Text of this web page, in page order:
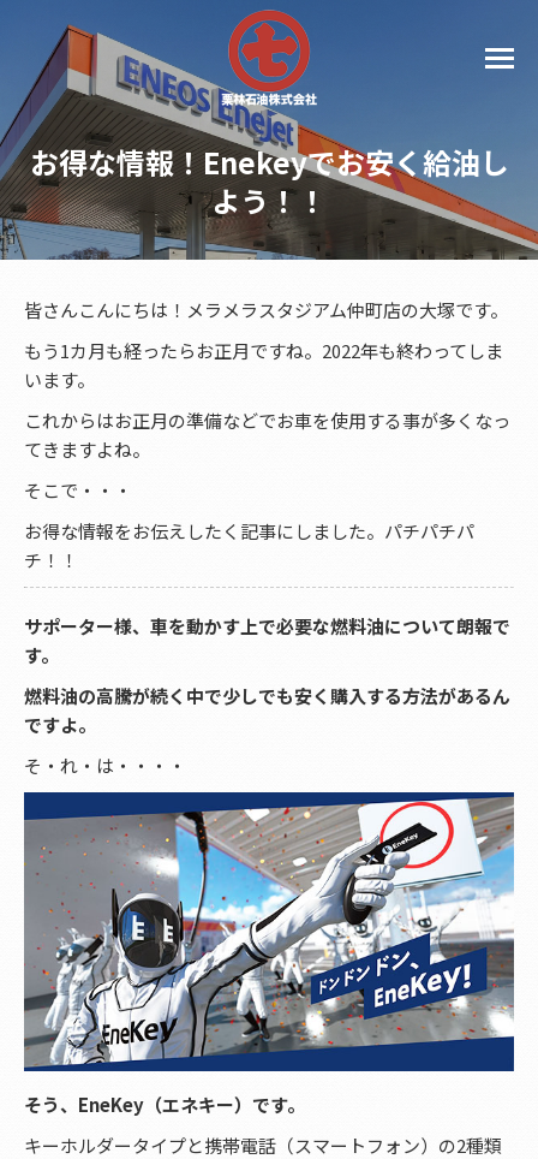
お得な情報！Enekeyでお安く給油し
よう！！
皆さんこんにちは！メラメラスタジアム仲町店の大塚です。
もう1カ月も経ったらお正月ですね。2022年も終わってしま
います。
これからはお正月の準備などでお車を使用する事が多くなっ
てきますよね。
そこで・・・
お得な情報をお伝えしたく記事にしました。パチパチパ
チ！！
サポーター様、車を動かす上で必要な燃料油について朗報で
す。
燃料油の高騰が続く中で少しでも安く購入する方法があるん
ですよ。
そ・れ・は・・・・
そう、EneKey（エネキー）です。
キーホルダータイプと携帯電話（スマートフォン）の2種類